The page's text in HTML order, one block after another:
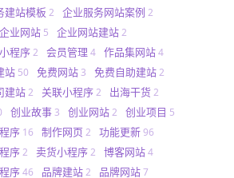
建站模板 2 企业服务网站案例 2
企业网站 5 企业网站建站2
程序2 会员管理 4 作品集网站4
站 50 免费网站 3 免费自助建站2
建站2 关联小程序2 出海干货2
创业故事 3 创业网站2 创业项目 5
序 16 制作网页 2 功能更新96
序2 卖货小程序2 博客网站4
序46 品牌建站2 品牌网站7